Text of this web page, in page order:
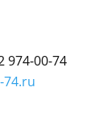
974-00-74
74.ru